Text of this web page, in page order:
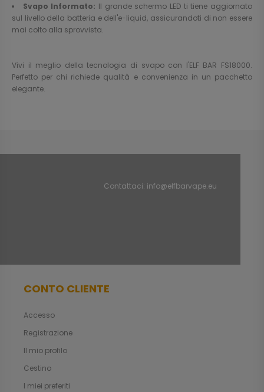
Svapo Informato: Il grande schermo LED ti tiene aggiornato
sul livello della batteria e dell'e-liquid, assicurandoti di non essere
mai colto alla sprovvista.
Vivi il meglio della tecnologia di svapo con l'ELF BAR FS18000.
Perfetto per chi richiede qualità e convenienza in un pacchetto
elegante.
Contattaci: info@elfbarvape.eu
CONTO CLIENTE
Accesso
Registrazione
Il mio profilo
Cestino
I miei preferiti